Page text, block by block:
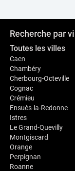
Recherche par
Toutes les villes
Caen
Chambéry
Cherbourg-Octeville
Cognac
Crémieu
Ensuès-la-Redonne
Istres
Le Grand-Quevilly
Montgiscard
Orange
Perpignan
Roanne